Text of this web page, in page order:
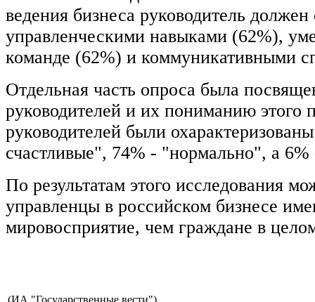
ведения бизнеса руководитель
управленческими навыками (62%),
команде (62%) и коммуникативными
Отдельная часть опроса была
руководителей и их пониманию этого
руководителей были
счастливые", 74% - "нормально", а
По результатам этого исследования
управленцы в российском бизнесе
мировосприятие, чем граждане в
(ИА "Государственные вести")